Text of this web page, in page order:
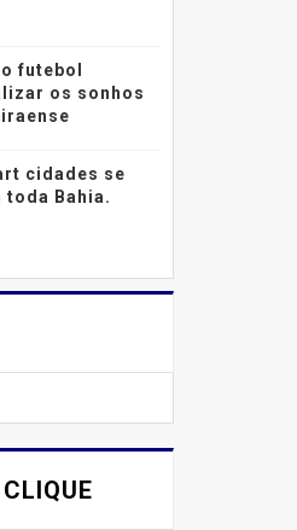
futebol
os sonhos
cidades se
toda Bahia.